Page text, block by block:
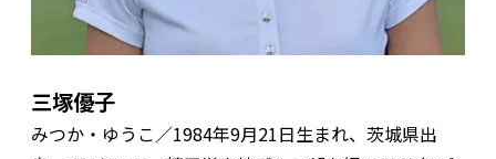
三塚優子
みつか・ゆうこ／1984年9月21日生まれ、茨城県出